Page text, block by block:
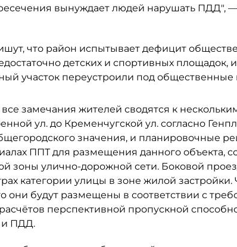
вынуждает людей нарушать ПДД", —
что район испытывает дефицит
детских и спортивных площадок,
участок переустроили под общественные
замечания жителей сводятся к
ул. до Кременчугской ул. согласно
значения, и планировочные
ППТ для размещения данного объекта,
зоны улично-дорожной сети. Боковой
категории улицы в зоне жилой застройки.
они будут размещены в соответствии с
перспективной пропускной
и ПДД.